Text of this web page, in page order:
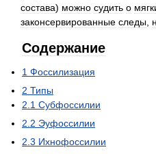
состава) можно судить о
законсервированные следы
Содержание
1 Фоссилизация
2 Типы
2 1 Субфоссилии
2 2 Эуфоссилии
2 3 Ихнофоссилии